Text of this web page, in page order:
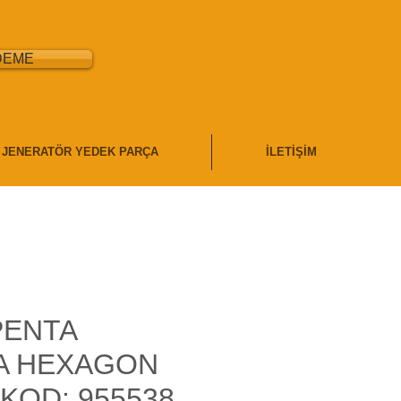
JENERATÖR YEDEK PARÇA İLETİŞİM
HEXAGON